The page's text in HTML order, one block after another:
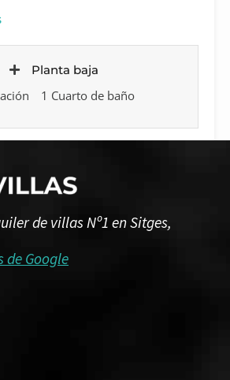
Planta baja
1 Cuarto de baño
1 Cuarto de baño
Segundo piso
de villas Nº1 en Sitges,
de Google